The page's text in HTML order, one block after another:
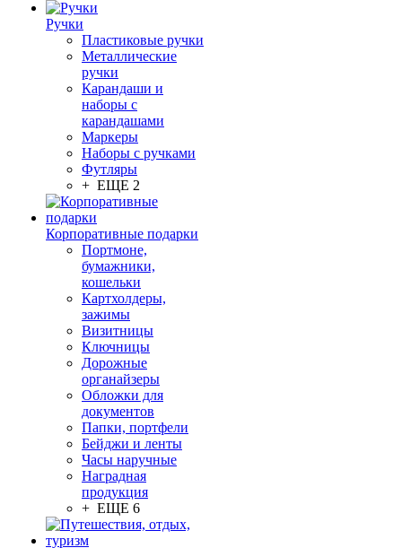
Ручки
Пластиковые ручки
Металлические
ручки
Карандаши и
наборы с
карандашами
Маркеры
Наборы с ручками
Футляры
+ ЕЩЕ 2
Корпоративные подарки
Портмоне,
бумажники,
кошельки
Картхолдеры,
зажимы
Визитницы
Ключницы
Дорожные
органайзеры
Обложки для
документов
Папки, портфели
Бейджи и ленты
Часы наручные
Наградная
продукция
+ ЕЩЕ 6